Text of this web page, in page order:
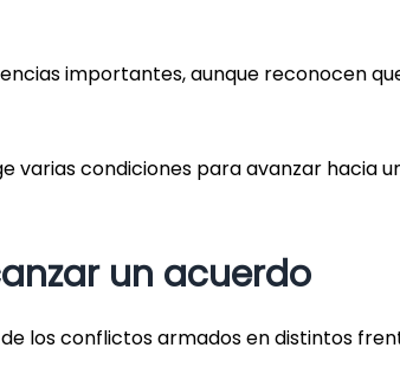
importantes, aunque reconocen
varias condiciones para avanzar hacia
un acuerdo
los conflictos armados en distintos